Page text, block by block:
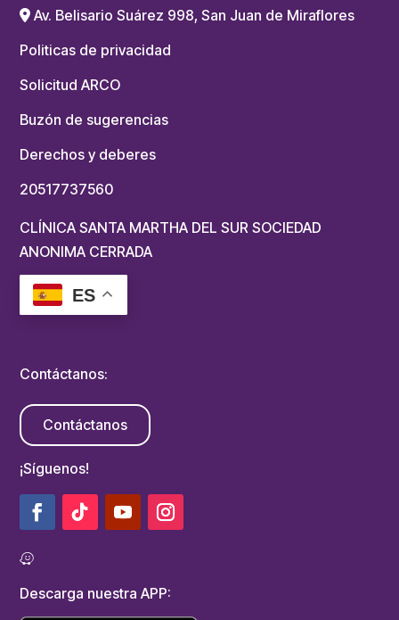
Av. Belisario Suárez 998, San Juan de Miraflores
Politicas de privacidad
Solicitud ARCO
Buzón de sugerencias
Derechos y deberes
20517737560
CLÍNICA SANTA MARTHA DEL SUR SOCIEDAD
ANONIMA CERRADA
ES
Contáctanos:
Contáctanos
¡Síguenos!
Descarga nuestra APP: